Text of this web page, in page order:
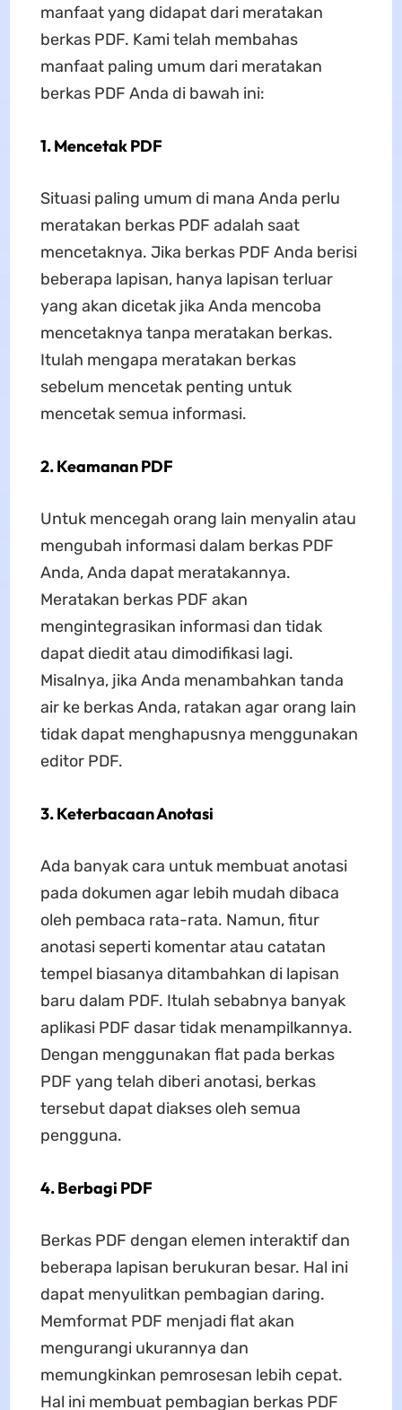
manfaat yang didapat dari meratakan
berkas PDF. Kami telah membahas
manfaat paling umum dari meratakan
berkas PDF Anda di bawah ini:
1. Mencetak PDF
Situasi paling umum di mana Anda perlu
meratakan berkas PDF adalah saat
mencetaknya. Jika berkas PDF Anda berisi
beberapa lapisan, hanya lapisan terluar
yang akan dicetak jika Anda mencoba
mencetaknya tanpa meratakan berkas.
Itulah mengapa meratakan berkas
sebelum mencetak penting untuk
mencetak semua informasi.
2. Keamanan PDF
Untuk mencegah orang lain menyalin atau
mengubah informasi dalam berkas PDF
Anda, Anda dapat meratakannya.
Meratakan berkas PDF akan
mengintegrasikan informasi dan tidak
dapat diedit atau dimodifikasi lagi.
Misalnya, jika Anda menambahkan tanda
air ke berkas Anda, ratakan agar orang lain
tidak dapat menghapusnya menggunakan
editor PDF.
3. Keterbacaan Anotasi
Ada banyak cara untuk membuat anotasi
pada dokumen agar lebih mudah dibaca
oleh pembaca rata-rata. Namun, fitur
anotasi seperti komentar atau catatan
tempel biasanya ditambahkan di lapisan
baru dalam PDF. Itulah sebabnya banyak
aplikasi PDF dasar tidak menampilkannya.
Dengan menggunakan flat pada berkas
PDF yang telah diberi anotasi, berkas
tersebut dapat diakses oleh semua
pengguna.
4. Berbagi PDF
Berkas PDF dengan elemen interaktif dan
beberapa lapisan berukuran besar. Hal ini
dapat menyulitkan pembagian daring.
Memformat PDF menjadi flat akan
mengurangi ukurannya dan
memungkinkan pemrosesan lebih cepat.
Hal ini membuat pembagian berkas PDF